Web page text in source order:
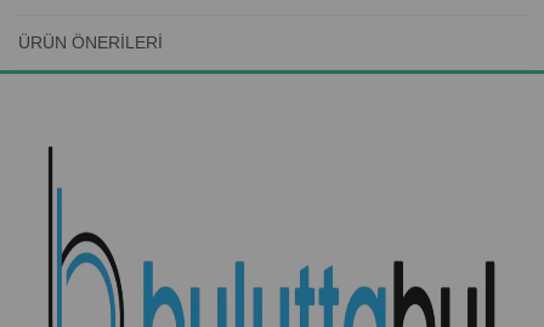
ÜRÜN ÖNERILERI